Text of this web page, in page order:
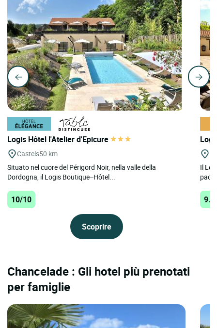
Logis Hôtel l'Atelier d'Epicure
Castels50 km
Situato nel cuore del Périgord Noir, nella valle della
Dordogna, il Logis Boutique–Hôtel...
10/10
Scoprire
Il
Chancelade : Gli hotel più prenotati
per famiglie